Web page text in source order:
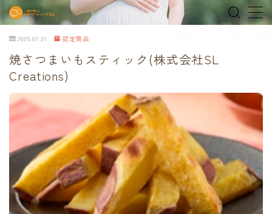
MENU
home
about
MEDIA & NEWS
shop
オンラインショップ
2025.07.31 認定商品
焼さつまいもスティック(株式会社SL
Creations)